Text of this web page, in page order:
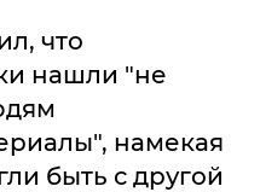
что
нашли "не
намекая
быть с другой